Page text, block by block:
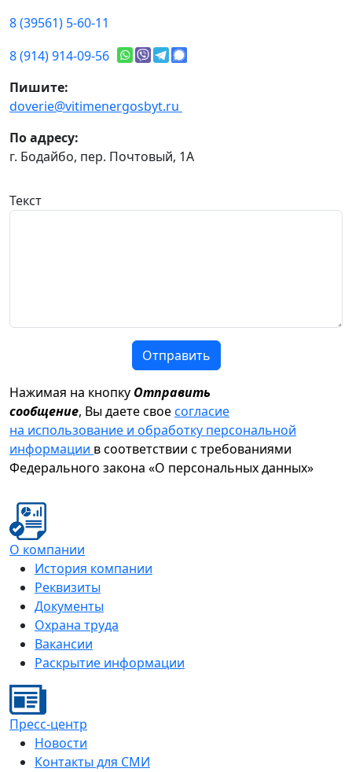
8 (39561) 5-60-11
8 (914) 914-09-56
Пишите:
doverie@vitimenergosbyt.ru
По адресу:
г. Бодайбо, пер. Почтовый, 1А
Текст
Отправить
Нажимая на кнопку Отправить
сообщение, Вы даете своесогласие
на использование и обработку персональной
информации в соответствии с требованиями
Федерального закона «О персональных данных»
О компании
История компании
Реквизиты
Документы
Охрана труда
Вакансии
Раскрытие информации
Пресс-центр
Новости
Контакты для СМИ